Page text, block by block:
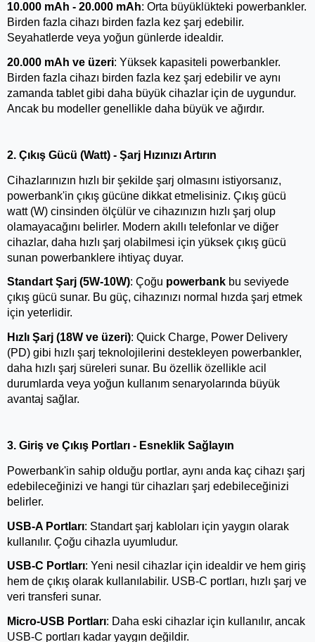
10.000 mAh - 20.000 mAh: Orta büyüklükteki powerbankler.
Birden fazla cihazı birden fazla kez şarj edebilir.
Seyahatlerde veya yoğun günlerde idealdir.
20.000 mAh ve üzeri: Yüksek kapasiteli powerbankler.
Birden fazla cihazı birden fazla kez şarj edebilir ve aynı
zamanda tablet gibi daha büyük cihazlar için de uygundur.
Ancak bu modeller genellikle daha büyük ve ağırdır.
2. Çıkış Gücü (Watt) - Şarj Hızınızı Artırın
Cihazlarınızın hızlı bir şekilde şarj olmasını istiyorsanız,
powerbank'in çıkış gücüne dikkat etmelisiniz. Çıkış gücü
watt (W) cinsinden ölçülür ve cihazınızın hızlı şarj olup
olamayacağını belirler. Modern akıllı telefonlar ve diğer
cihazlar, daha hızlı şarj olabilmesi için yüksek çıkış gücü
sunan powerbanklere ihtiyaç duyar.
Standart Şarj (5W-10W): Çoğu powerbank bu seviyede
çıkış gücü sunar. Bu güç, cihazınızı normal hızda şarj etmek
için yeterlidir.
Hızlı Şarj (18W ve üzeri): Quick Charge, Power Delivery
(PD) gibi hızlı şarj teknolojilerini destekleyen powerbankler,
daha hızlı şarj süreleri sunar. Bu özellik özellikle acil
durumlarda veya yoğun kullanım senaryolarında büyük
avantaj sağlar.
3. Giriş ve Çıkış Portları - Esneklik Sağlayın
Powerbank'in sahip olduğu portlar, aynı anda kaç cihazı şarj
edebileceğinizi ve hangi tür cihazları şarj edebileceğinizi
belirler.
USB-A Portları: Standart şarj kabloları için yaygın olarak
kullanılır. Çoğu cihazla uyumludur.
USB-C Portları: Yeni nesil cihazlar için idealdir ve hem giriş
hem de çıkış olarak kullanılabilir. USB-C portları, hızlı şarj ve
veri transferi sunar.
Micro-USB Portları: Daha eski cihazlar için kullanılır, ancak
USB-C portları kadar yaygın değildir.